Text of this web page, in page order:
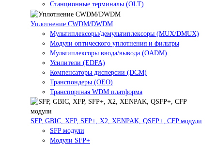
Станционные терминалы (OLT)
Уплотнение CWDM/DWDM
Мультиплексоры/демультиплексоры (MUX/DMUX)
Модули оптического уплотнения и фильтры
Мультиплексоры ввода/вывода (OADM)
Усилители (EDFA)
Компенсаторы дисперсии (DCM)
Транспондеры (OEO)
Транспортная WDM платформа
SFP, GBIC, XFP, SFP+, X2, XENPAK, QSFP+, CFP модули
SFP модули
Модули SFP+